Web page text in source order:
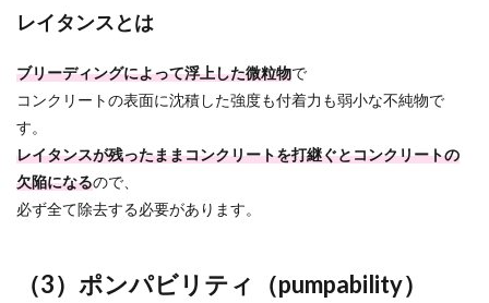
レイタンスとは
ブリーディングによって浮上した微粒物で
コンクリートの表面に沈積した強度も付着力も弱小な不純物で
す。
レイタンスが残ったままコンクリートを打継ぐとコンクリートの
欠陥になるので、
必ず全て除去する必要があります。
（3）ポンパビリティ（pumpability）